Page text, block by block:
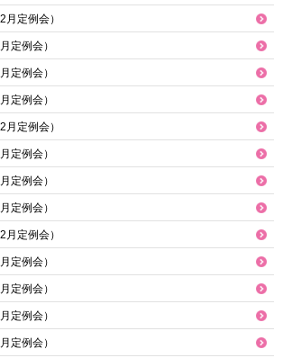
定例会）
定例会）
定例会）
定例会）
定例会）
定例会）
定例会）
定例会）
定例会）
定例会）
定例会）
定例会）
定例会）